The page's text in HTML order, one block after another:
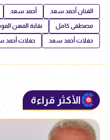
الفنان أحمد سعد أحمد سعد
مصطفى كامل نقابة المهن
حفلات أحمد سعد حفلات أحمد
الأكثر قراءة